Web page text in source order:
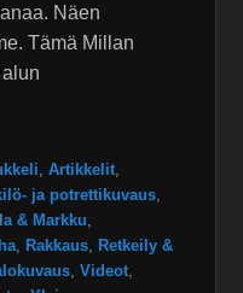
Näen
Tämä Millan
,Artikkelit
ja potrettikuvaus
& Markku
Rakkaus
Retkeily &
,Videot